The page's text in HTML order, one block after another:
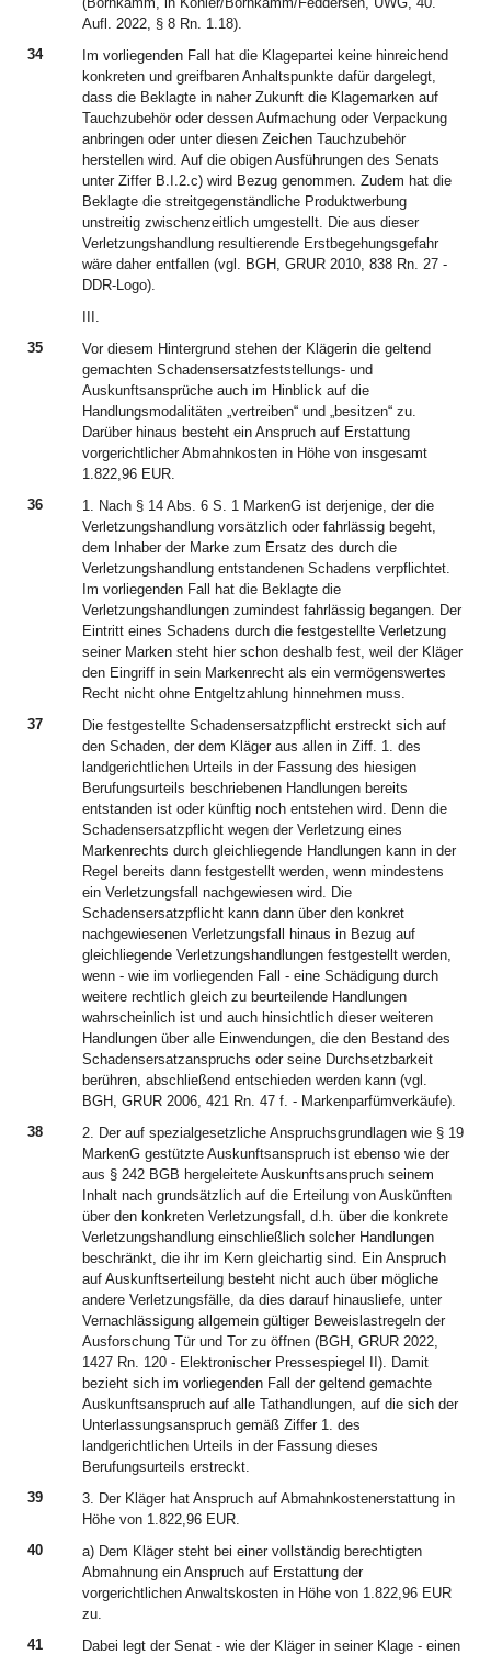
Aufl. 2022, § 8 Rn. 1.18).
34
Im vorliegenden Fall hat die Klagepartei keine hinreichend
konkreten und greifbaren Anhaltspunkte dafür dargelegt,
dass die Beklagte in naher Zukunft die Klagemarken auf
Tauchzubehör oder dessen Aufmachung oder Verpackung
anbringen oder unter diesen Zeichen Tauchzubehör
herstellen wird. Auf die obigen Ausführungen des Senats
unter Ziffer B.I.2.c) wird Bezug genommen. Zudem hat die
Beklagte die streitgegenständliche Produktwerbung
unstreitig zwischenzeitlich umgestellt. Die aus dieser
Verletzungshandlung resultierende Erstbegehungsgefahr
wäre daher entfallen (vgl. BGH, GRUR 2010, 838 Rn. 27 -
DDR-Logo).
III.
35
Vor diesem Hintergrund stehen der Klägerin die geltend
gemachten Schadensersatzfeststellungs- und
Auskunftsansprüche auch im Hinblick auf die
Handlungsmodalitäten „vertreiben“ und „besitzen“ zu.
Darüber hinaus besteht ein Anspruch auf Erstattung
vorgerichtlicher Abmahnkosten in Höhe von insgesamt
1.822,96 EUR.
36
1. Nach § 14 Abs. 6 S. 1 MarkenG ist derjenige, der die
Verletzungshandlung vorsätzlich oder fahrlässig begeht,
dem Inhaber der Marke zum Ersatz des durch die
Verletzungshandlung entstandenen Schadens verpflichtet.
Im vorliegenden Fall hat die Beklagte die
Verletzungshandlungen zumindest fahrlässig begangen. Der
Eintritt eines Schadens durch die festgestellte Verletzung
seiner Marken steht hier schon deshalb fest, weil der Kläger
den Eingriff in sein Markenrecht als ein vermögenswertes
Recht nicht ohne Entgeltzahlung hinnehmen muss.
37
Die festgestellte Schadensersatzpflicht erstreckt sich auf
den Schaden, der dem Kläger aus allen in Ziff. 1. des
landgerichtlichen Urteils in der Fassung des hiesigen
Berufungsurteils beschriebenen Handlungen bereits
entstanden ist oder künftig noch entstehen wird. Denn die
Schadensersatzpflicht wegen der Verletzung eines
Markenrechts durch gleichliegende Handlungen kann in der
Regel bereits dann festgestellt werden, wenn mindestens
ein Verletzungsfall nachgewiesen wird. Die
Schadensersatzpflicht kann dann über den konkret
nachgewiesenen Verletzungsfall hinaus in Bezug auf
gleichliegende Verletzungshandlungen festgestellt werden,
wenn - wie im vorliegenden Fall - eine Schädigung durch
weitere rechtlich gleich zu beurteilende Handlungen
wahrscheinlich ist und auch hinsichtlich dieser weiteren
Handlungen über alle Einwendungen, die den Bestand des
Schadensersatzanspruchs oder seine Durchsetzbarkeit
berühren, abschließend entschieden werden kann (vgl.
BGH, GRUR 2006, 421 Rn. 47 f. - Markenparfümverkäufe).
38
2. Der auf spezialgesetzliche Anspruchsgrundlagen wie § 19
MarkenG gestützte Auskunftsanspruch ist ebenso wie der
aus § 242 BGB hergeleitete Auskunftsanspruch seinem
Inhalt nach grundsätzlich auf die Erteilung von Auskünften
über den konkreten Verletzungsfall, d.h. über die konkrete
Verletzungshandlung einschließlich solcher Handlungen
beschränkt, die ihr im Kern gleichartig sind. Ein Anspruch
auf Auskunftserteilung besteht nicht auch über mögliche
andere Verletzungsfälle, da dies darauf hinausliefe, unter
Vernachlässigung allgemein gültiger Beweislastregeln der
Ausforschung Tür und Tor zu öffnen (BGH, GRUR 2022,
1427 Rn. 120 - Elektronischer Pressespiegel II). Damit
bezieht sich im vorliegenden Fall der geltend gemachte
Auskunftsanspruch auf alle Tathandlungen, auf die sich der
Unterlassungsanspruch gemäß Ziffer 1. des
landgerichtlichen Urteils in der Fassung dieses
Berufungsurteils erstreckt.
39
3. Der Kläger hat Anspruch auf Abmahnkostenerstattung in
Höhe von 1.822,96 EUR.
40
a) Dem Kläger steht bei einer vollständig berechtigten
Abmahnung ein Anspruch auf Erstattung der
vorgerichtlichen Anwaltskosten in Höhe von 1.822,96 EUR
zu.
41
Dabei legt der Senat - wie der Kläger in seiner Klage - einen